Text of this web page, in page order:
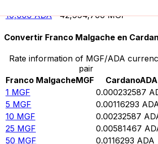
10,000 ADA 42,994,700 MGF
Convertir Franco Malgache en
Rate information of MGF/ADA
pair
Franco MalgacheMGF CardanoADA
1 MGF 0.000232587
5 MGF 0.00116293
10 MGF 0.00232587
25 MGF 0.00581467
50 MGF 0.0116293 ADA